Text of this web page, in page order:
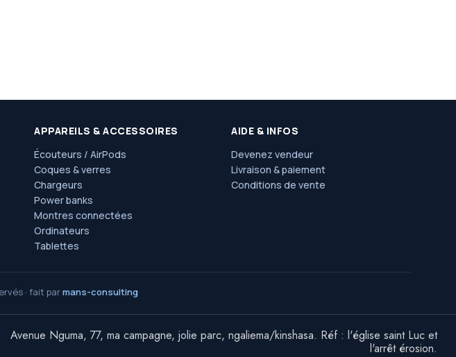
APPAREILS & ACCESSOIRES
Écouteurs / AirPods
Coques & verres
Chargeurs
Power banks
Montres connectées
Ordinateurs
Tablettes
AIDE & INFOS
Devenez vendeur
Livraison & paiement
Conditions de vente
· fait parmans-consulting
Avenue Nguma, 77, ma campagne, jolie parc, ngaliema/kinshasa. Réf : l'église saint Luc et
l'arrêt érosion.